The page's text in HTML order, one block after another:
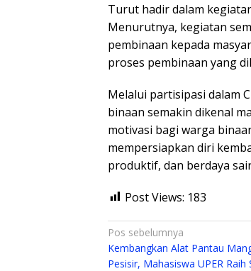
Turut hadir dalam
Menurutnya, kegiatan
pembinaan kepada
proses pembinaan yang
Melalui partisipasi dalam
binaan semakin dikenal
motivasi bagi warga
mempersiapkan diri
produktif, dan berdaya
Post Views: 183
Navigasi
pos
Pos sebelumnya
Kembangkan Alat Pantau
Pesisir, Mahasiswa UPER Raih